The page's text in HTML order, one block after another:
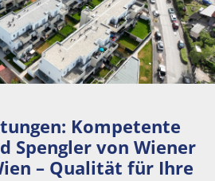
Kompetente
Spengler von Wiener
– Qualität für Ihre